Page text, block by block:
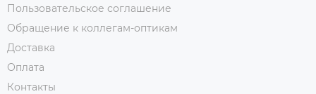
Пользовательское соглашение
Обращение к коллегам-оптикам
Доставка
Оплата
Контакты